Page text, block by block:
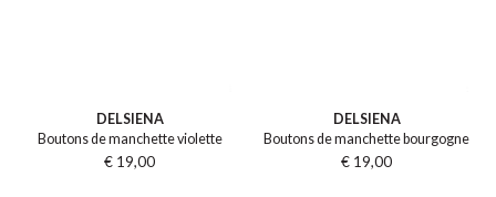
DELSIENA
Boutons de manchette violette
€ 19,00
DELSIENA
Boutons de manchette bourgogne
€ 19,00